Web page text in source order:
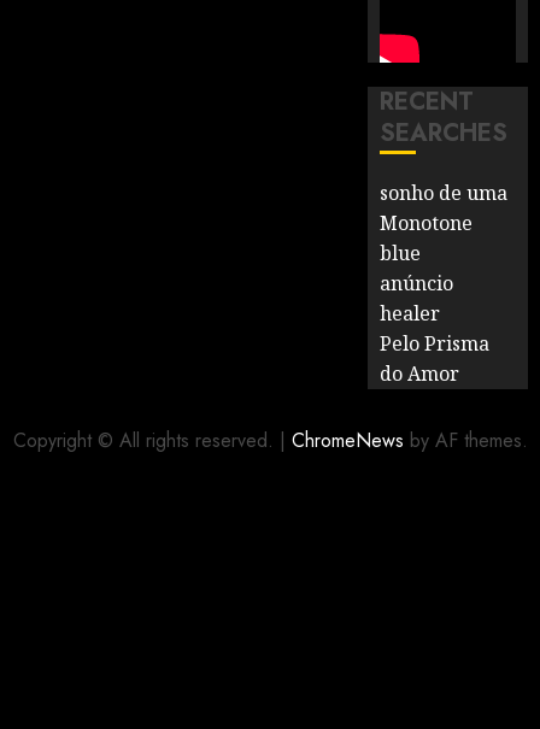
RECENT
SEARCHES
sonho de uma
Monotone
blue
anúncio
healer
Pelo Prisma
do Amor
Copyright © All rights reserved. | ChromeNews by AF themes.